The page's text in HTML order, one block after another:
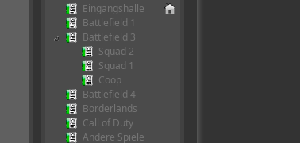
Eingangshalle
Battlefield 1
Battlefield 3
Squad 2
Squad 1
Coop
Battlefield 4
Borderlands
Call of Duty
Andere Spiele